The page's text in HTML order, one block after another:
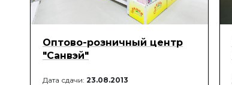
Оптово-розничный центр
"Санвэй"
Дата сдачи: 23.08.2013